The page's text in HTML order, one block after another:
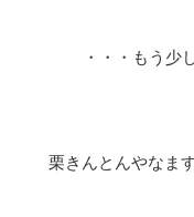
・・・もう少
栗きんとんやなま